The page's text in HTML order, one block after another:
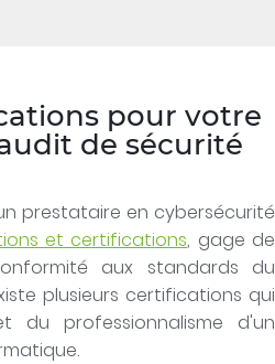
pour votre
de sécurité
prestataire en cybersécurité
et certifications, gage de
aux standards du
plusieurs certifications qui
du professionnalisme d'un